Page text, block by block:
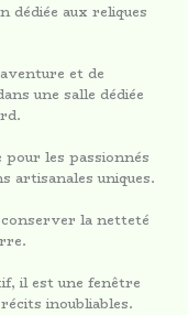
dédiée aux reliques
et de
une salle dédiée
les passionnés
artisanales uniques.
la netteté
il est une fenêtre
inoubliables.